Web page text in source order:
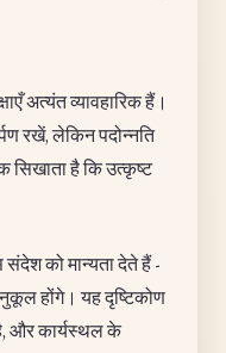
अत्यंत व्यावहारिक हैं।
रखें, लेकिन पदोन्नति
सिखाता है कि उत्कृष्ट
को मान्यता देते हैं -
होंगे। यह दृष्टिकोण
और कार्यस्थल के